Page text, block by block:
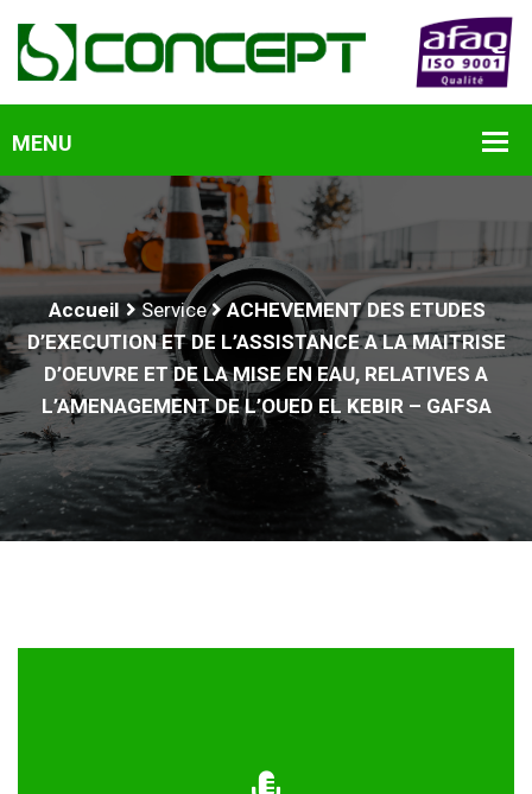
Accueil Service
ACHEVEMENT DES ETUDES
D’EXECUTION ET DE L’ASSISTANCE A LA MAITRISE
D’OEUVRE ET DE LA MISE EN EAU, RELATIVES A
L’AMENAGEMENT DE L’OUED EL KEBIR – GAFSA